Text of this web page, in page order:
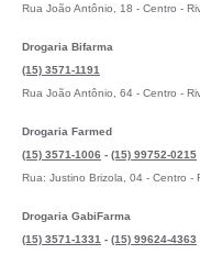
Sites utilitarios
Plano de contratação anual/
Plantão Farmácias e Saúde
Rua João Antônio, 18 - Centro -
Drogaria Bifarma
(15) 3571-1191
Rua João Antônio, 64 - Centro -
Drogaria Farmed
(15) 3571-1006 - (15) 99752-0215
Rua: Justino Brizola, 04 - Centro -
Drogaria GabiFarma
(15) 3571-1331 - (15) 99624-4363